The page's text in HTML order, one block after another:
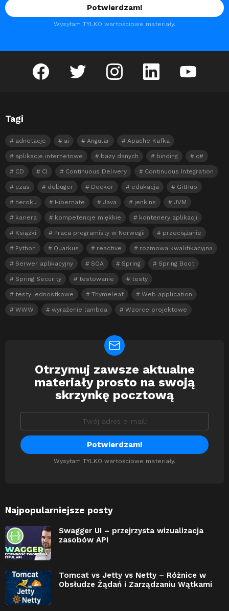
Wysyłam TYLKO wartościowe materiały.
facebook twitter instagram linkedin
Tagi
adnotacje ai Angular Apache Kafka
aplikacje internetowe bazy danych binding c#
CD CI Continuous Delivery Continuous Integration
czas debuger Docker edukacja GitHub
heroku Hibernate Java jenkins JVM
kariera kompetencje miękkie kontenery aplikacji
Książki Praca programisty w Norwegii przeciążanie
Python Quarkus reactive rozmowa kwalifikacyjna
Serwer aplikacyjny SOA Spring Spring Boot
Spring Security testowanie testy
testy jednostkowe Thymeleaf Web application
WWW wyrażenie lambda Wzorce projektowe
Newsletter
Otrzymuj zawsze aktualne
materiały prosto na swoją
skrzynkę pocztową
Wysyłam TYLKO wartościowe materiały.
Najpopularniejsze posty
Swagger UI – przejrzysta wizualizacja
zasobów API
Tomcat vs Jetty vs Netty – Różnice w
Obsłudze Żądań i Zarządzaniu Wątkami